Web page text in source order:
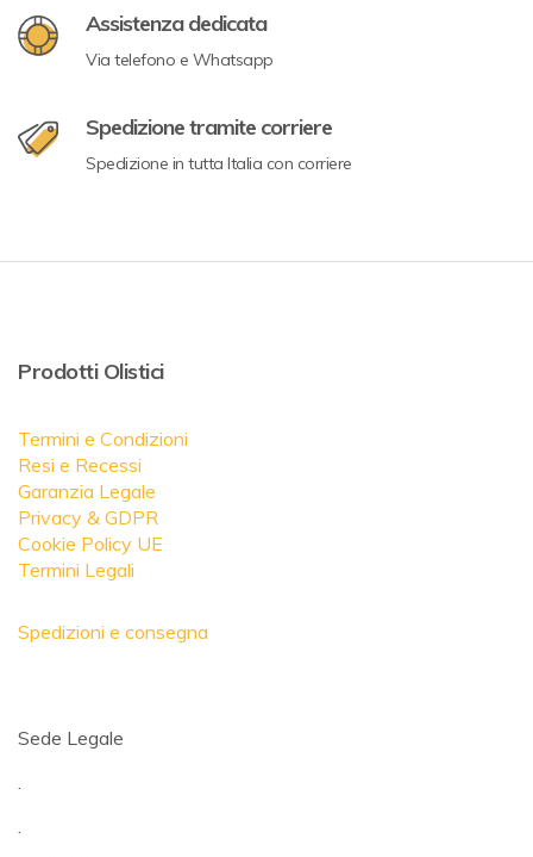
Assistenza dedicata
Via telefono e Whatsapp
Spedizione tramite corriere
Spedizione in tutta Italia con corriere
Prodotti Olistici
Termini e Condizioni
Resi e Recessi
Garanzia Legale
Privacy & GDPR
Cookie Policy UE
Termini Legali
Spedizioni e consegna
Sede Legale
.
.